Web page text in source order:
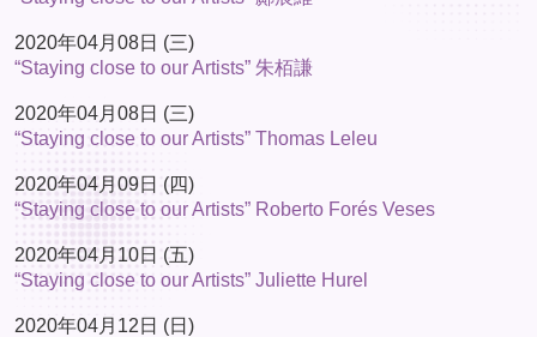
2020年04月08日 (三)
“Staying close to our Artists” 朱栢謙
2020年04月08日 (三)
“Staying close to our Artists” Thomas Leleu
2020年04月09日 (四)
“Staying close to our Artists” Roberto Forés Veses
2020年04月10日 (五)
“Staying close to our Artists” Juliette Hurel
2020年04月12日 (日)